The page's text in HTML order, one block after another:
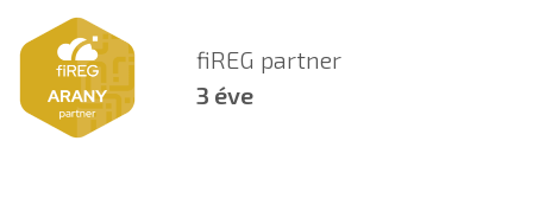
fiREG partner
3 éve